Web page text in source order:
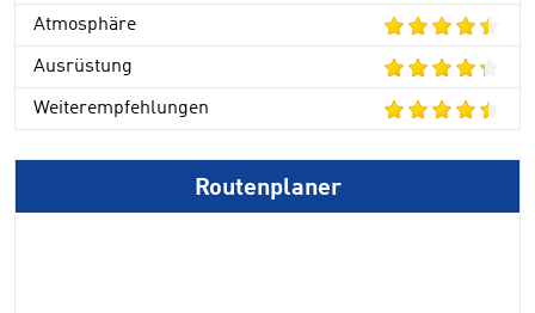
Atmosphäre
Ausrüstung
Weiterempfehlungen
Routenplaner